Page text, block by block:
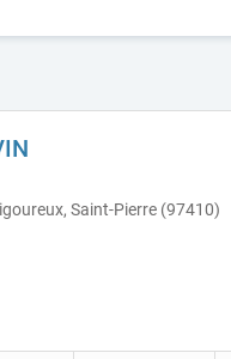
Saint-Pierre (97410)